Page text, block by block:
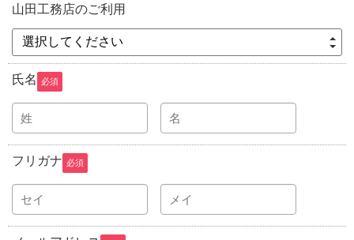
山田工務店のご利用
選択してください
氏名 必須
フリガナ 必須